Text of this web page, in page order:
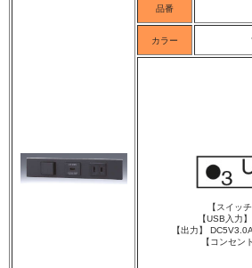
品番
カラー
【スイッ
【USB入力
【出力】
【コンセ